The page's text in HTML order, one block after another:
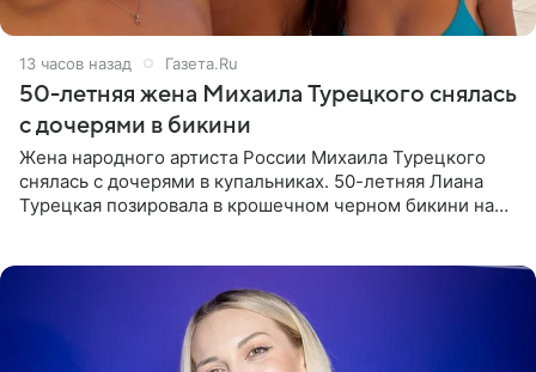
13 часов назад Газета.Ru
50-летняя жена Михаила Турецкого снялась
с дочерями в бикини
Жена народного артиста России Михаила Турецкого
снялась с дочерями в купальниках. 50-летняя Лиана
Турецкая позировала в крошечном черном бикини на